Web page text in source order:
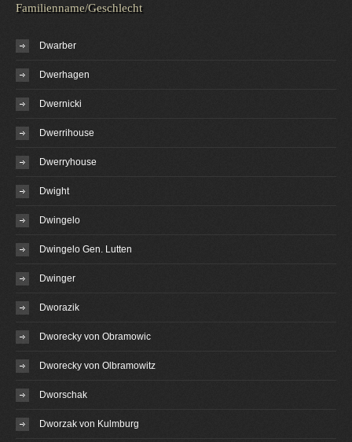
Familienname/Geschlecht
Dwarber
Dwerhagen
Dwernicki
Dwerrihouse
Dwerryhouse
Dwight
Dwingelo
Dwingelo Gen. Lutten
Dwinger
Dworazik
Dworecky von Obramowic
Dworecky von Olbramowitz
Dworschak
Dworzak von Kulmburg